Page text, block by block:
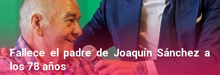
Fallece el padre de Joaquín Sánchez a
los 78 años